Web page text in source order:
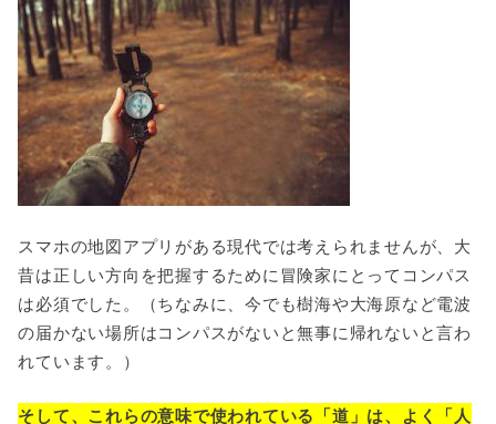
スマホの地図アプリがある現代では考えられませんが、大
昔は正しい方向を把握するために冒険家にとってコンパス
は必須でした。（ちなみに、今でも樹海や大海原など電波
の届かない場所はコンパスがないと無事に帰れないと言わ
れています。）
そして、これらの意味で使われている「道」は、よく「人